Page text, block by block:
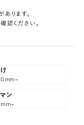
ります。
認ください。
ン